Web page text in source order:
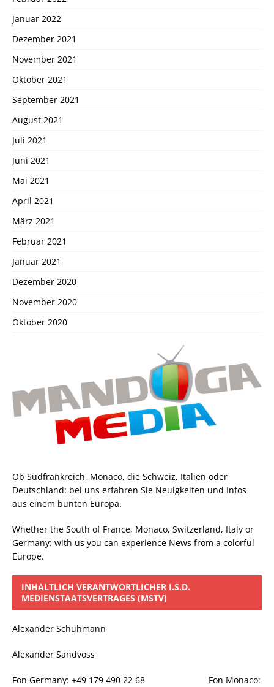
Januar 2022
Dezember 2021
November 2021
Oktober 2021
September 2021
August 2021
Juli 2021
Juni 2021
Mai 2021
April 2021
März 2021
Februar 2021
Januar 2021
Dezember 2020
November 2020
Oktober 2020
Ob Südfrankreich, Monaco, die Schweiz, Italien oder
Deutschland: bei uns erfahren Sie Neuigkeiten und Infos
aus einem bunten Europa.
Whether the South of France, Monaco, Switzerland, Italy or
Germany: with us you can experience News from a colorful
Europe.
INHALTLICH VERANTWORTLICHER I.S.D.
MEDIENSTAATSVERTRAGES (MSTV)
Alexander Schuhmann
Alexander Sandvoss
Fon Germany: +49 179 490 22 68 Fon Monaco: